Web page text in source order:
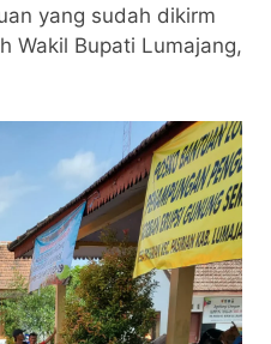
yang sudah dikirm
Wakil Bupati Lumajang,